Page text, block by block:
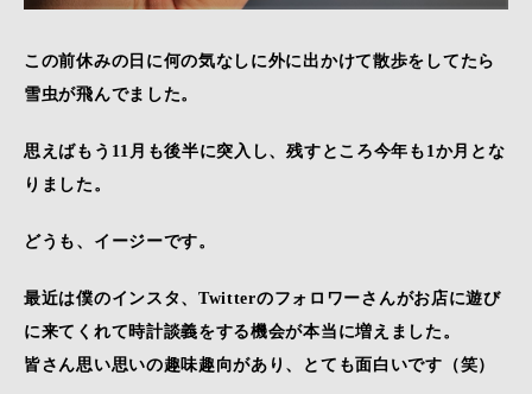
この前休みの日に何の気なしに外に出かけて散歩をしてたら
雪虫が飛んでました。
思えばもう11月も後半に突入し、残すところ今年も1か月とな
りました。
どうも、イージーです。
最近は僕のインスタ、Twitterのフォロワーさんがお店に遊び
に来てくれて時計談義をする機会が本当に増えました。
皆さん思い思いの趣味趣向があり、とても面白いです（笑）